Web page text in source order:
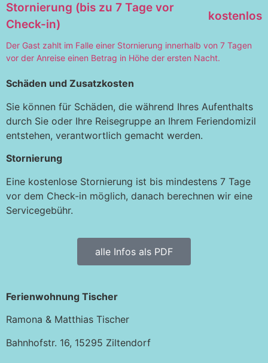
Stornierung (bis zu 7 Tage vor
Check-in)
kostenlos
Der Gast zahlt im Falle einer Stornierung innerhalb von 7 Tagen
vor der Anreise einen Betrag in Höhe der ersten Nacht.
Schäden und Zusatzkosten
Sie können für Schäden, die während Ihres Aufenthalts
durch Sie oder Ihre Reisegruppe an Ihrem Feriendomizil
entstehen, verantwortlich gemacht werden.
Stornierung
Eine kostenlose Stornierung ist bis mindestens 7 Tage
vor dem Check-in möglich, danach berechnen wir eine
Servicegebühr.
alle Infos als PDF
Ferienwohnung Tischer
Ramona & Matthias Tischer
Bahnhofstr. 16, 15295 Ziltendorf